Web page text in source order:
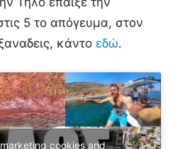
5 το απόγευμα, στον
κάντο εδώ.
cookies and